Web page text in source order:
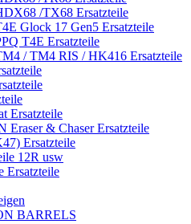
/TX68 Ersatzteile
Glock 17 Gen5 Ersatzteile
T4E Ersatzteile
/ TM4 RIS / HK416 Ersatzteile
Ersatzteile
& Chaser Ersatzteile
Ersatzteile
12R usw
Ersatzteile
BARRELS